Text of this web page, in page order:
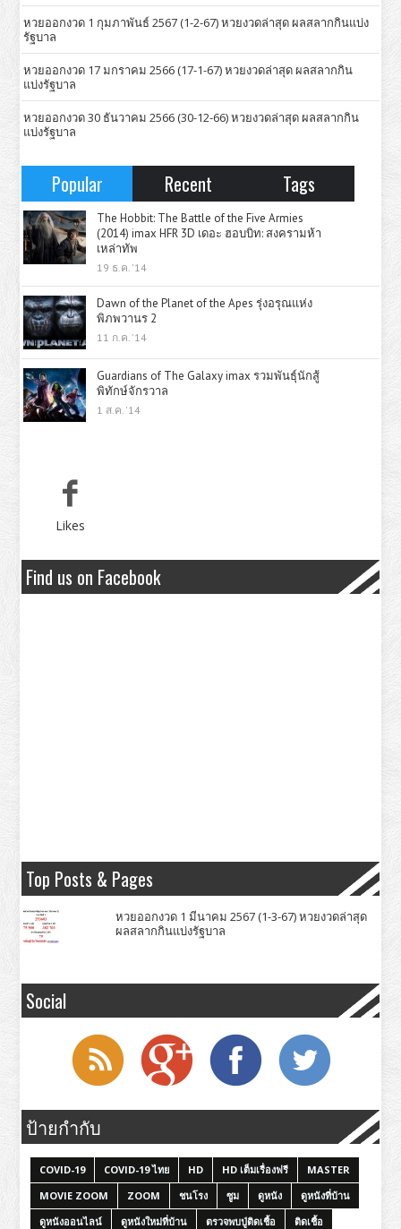
หวยออกงวด 1 กุมภาพันธ์ 2567 (1-2-67) หวยงวดล่าสุด ผลสลากกินแบ่ง
รัฐบาล
หวยออกงวด 17 มกราคม 2566 (17-1-67) หวยงวดล่าสุด ผลสลากกิน
แบ่งรัฐบาล
หวยออกงวด 30 ธันวาคม 2566 (30-12-66) หวยงวดล่าสุด ผลสลากกิน
แบ่งรัฐบาล
Popular Recent Tags
The Hobbit: The Battle of the Five Armies
(2014) imax HFR 3D เดอะ ฮอบบิท: สงครามห้า
เหล่าทัพ
19 ธ.ค. '14
Dawn of the Planet of the Apes รุ่งอรุณแห่ง
พิภพวานร 2
11 ก.ค. '14
Guardians of The Galaxy imax รวมพันธุ์นักสู้
พิทักษ์จักรวาล
1 ส.ค. '14
Likes
Find us on Facebook
Top Posts & Pages
หวยออกงวด 1 มีนาคม 2567 (1-3-67) หวยงวดล่าสุด
ผลสลากกินแบ่งรัฐบาล
Social
ป้ายกำกับ
COVID-19 COVID-19 ไทย HD HD เต็มเรื่องฟรี
MASTER
MOVIE ZOOM
ZOOM ชนโรง ซูม ดูหนัง
ดูหนังที่บ้าน
ดูหนังออนไลน์
ดูหนังใหม่ที่บ้าน ตรวจพบปู่ติดเชื้อ
ติดเชื้อ